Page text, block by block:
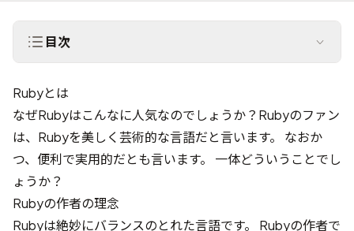
目次
Rubyとは
なぜRubyはこんなに人気なのでしょうか？Rubyのファン
は、Rubyを美しく芸術的な言語だと言います。 なおか
つ、便利で実用的だとも言います。 一体どういうことでし
ょうか？
Rubyの作者の理念
Rubyは絶妙にバランスのとれた言語です。 Rubyの作者で